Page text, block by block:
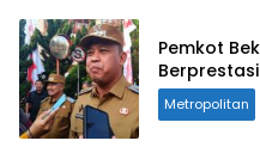
Pemkot
Metropolitan